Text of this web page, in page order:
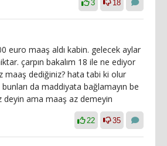
3 18
euro maaş aldı kabin. gelecek aylar
çarpın bakalım 18 ile ne ediyor
maaş dediğiniz? hata tabi ki olur
da maddiyata bağlamayın be
deyin ama maaş az demeyin
22 35